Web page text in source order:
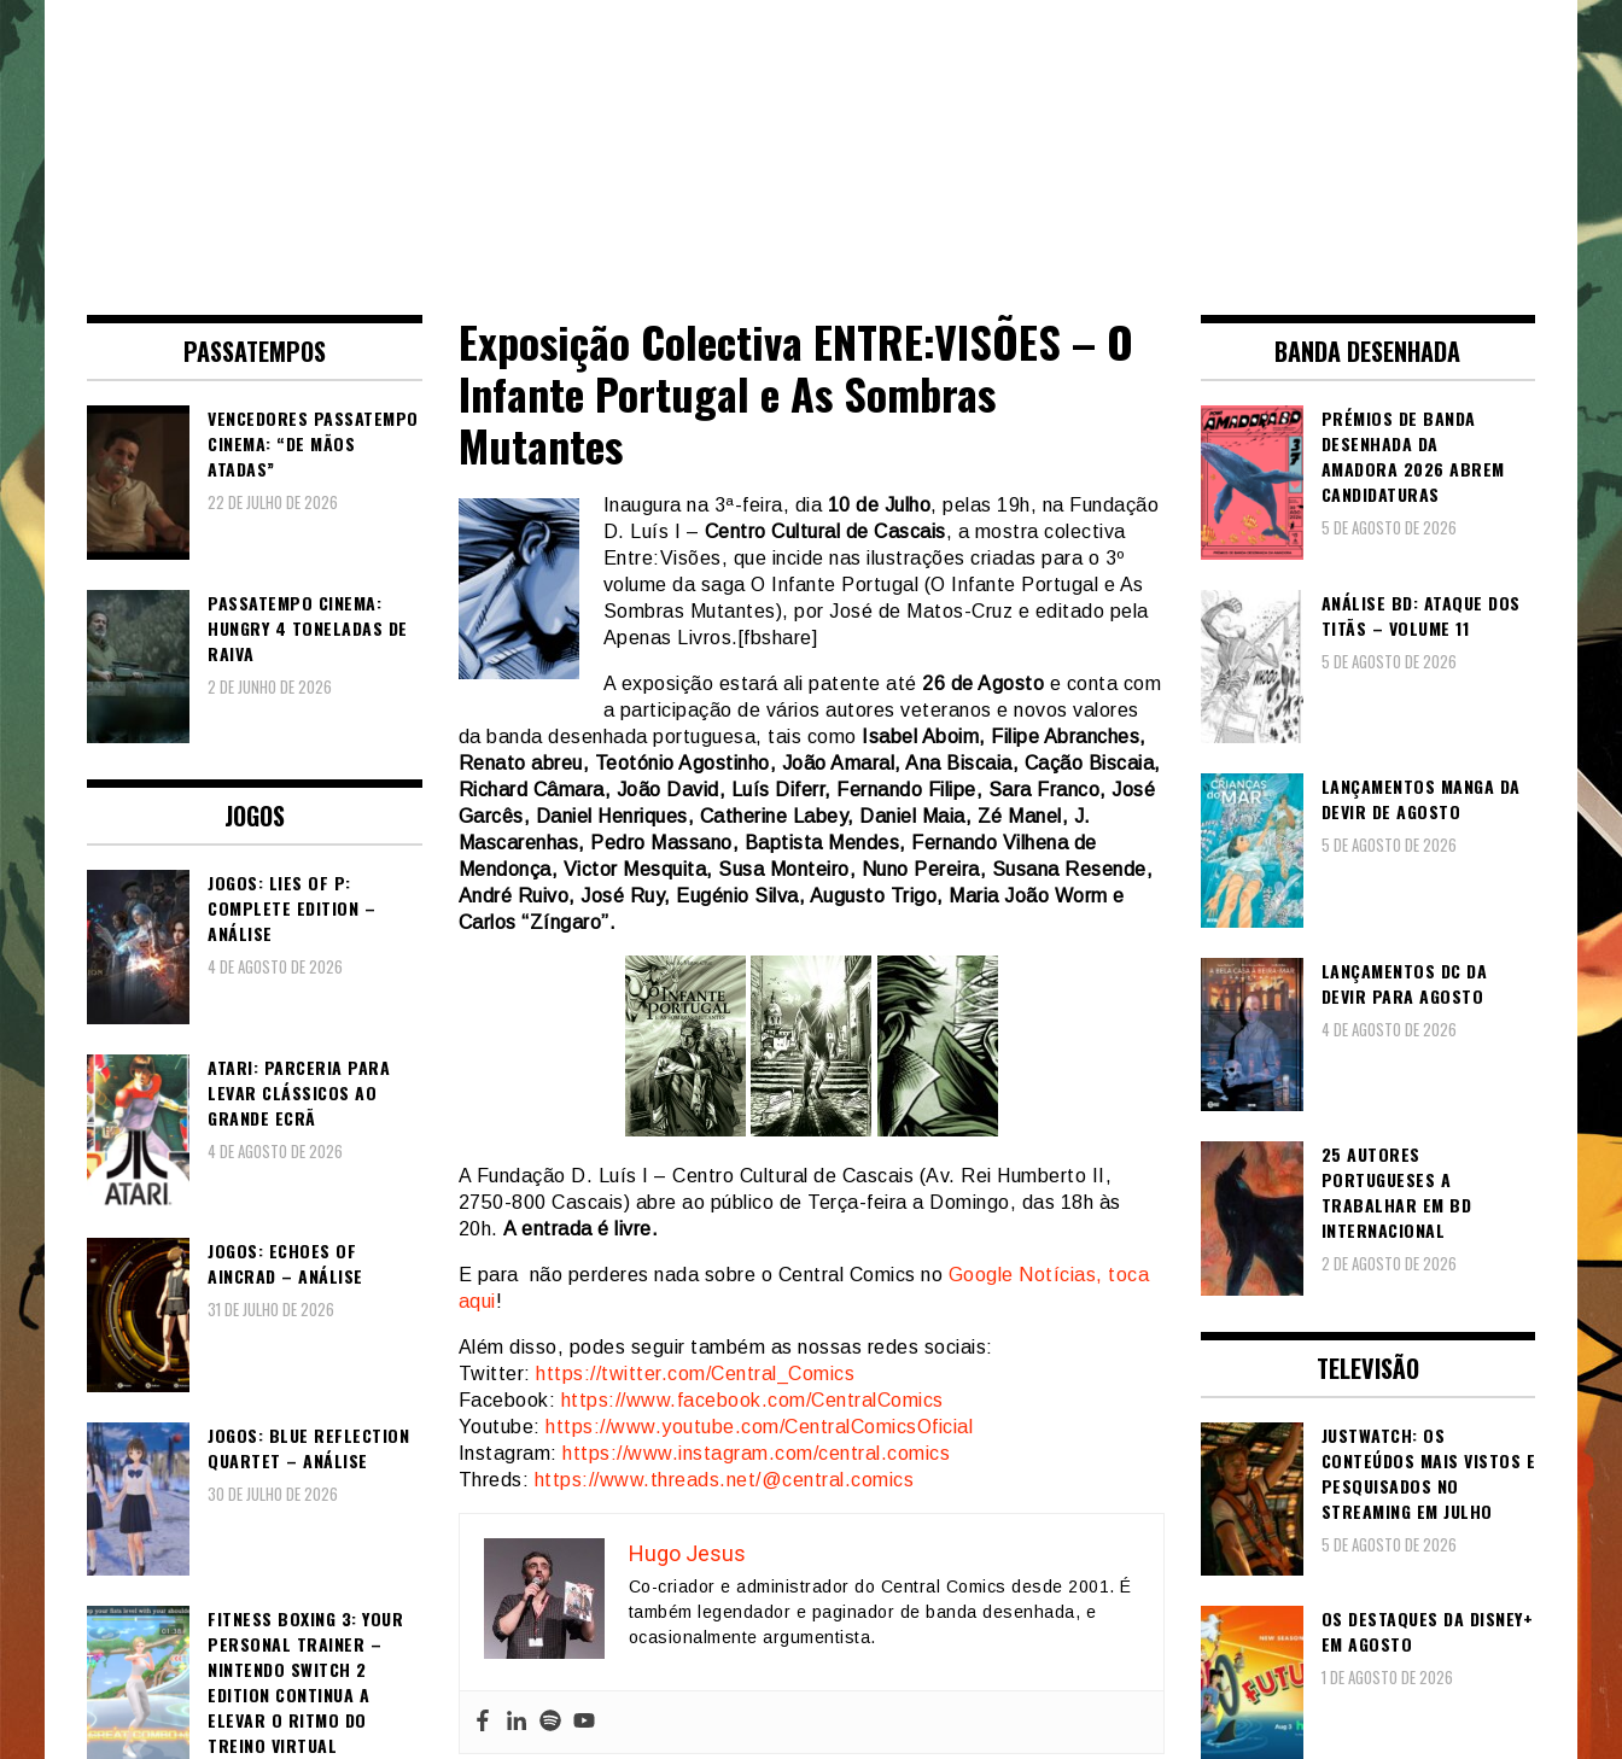
Exposição Colectiva ENTRE:VISÕES – O
Infante Portugal e As Sombras
Mutantes
Inaugura na 3ª-feira, dia 10 de Julho, pelas 19h, na Fundação
D. Luís I – Centro Cultural de Cascais, a mostra colectiva
Entre:Visões, que incide nas ilustrações criadas para o 3º
volume da saga O Infante Portugal (O Infante Portugal e As
Sombras Mutantes), por José de Matos-Cruz e editado pela
Apenas Livros.[fbshare]
A exposição estará ali patente até 26 de Agosto e conta com
a participação de vários autores veteranos e novos valores
da banda desenhada portuguesa, tais como
Isabel Aboim, Filipe Abranches,
Renato abreu, Teotónio Agostinho, João Amaral, Ana Biscaia, Cação Biscaia,
Richard Câmara, João David, Luís Diferr, Fernando Filipe, Sara Franco, José
Garcês, Daniel Henriques, Catherine Labey, Daniel Maia, Zé Manel, J.
Mascarenhas, Pedro Massano, Baptista Mendes, Fernando Vilhena de
Mendonça, Victor Mesquita, Susa Monteiro, Nuno Pereira, Susana Resende,
André Ruivo, José Ruy, Eugénio Silva, Augusto Trigo, Maria João Worm e
Carlos “Zíngaro”.
A Fundação D. Luís I – Centro Cultural de Cascais (Av. Rei Humberto II,
2750-800 Cascais) abre ao público de Terça-feira a Domingo, das 18h às
20h. A entrada é livre.
E para não perderes nada sobre o Central Comics no Google Notícias, toca
aqui!
Além disso, podes seguir também as nossas redes sociais:
Twitter: https://twitter.com/Central_Comics
Facebook: https://www.facebook.com/CentralComics
Youtube: https://www.youtube.com/CentralComicsOficial
Instagram: https://www.instagram.com/central.comics
Threds: https://www.threads.net/@central.comics
Hugo Jesus
Co-criador e administrador do Central Comics desde 2001. É
também legendador e paginador de banda desenhada, e
ocasionalmente argumentista.
PASSATEMPOS
VENCEDORES PASSATEMPO
CINEMA: “DE MÃOS
ATADAS”
22 DE JULHO DE 2026
PASSATEMPO CINEMA:
HUNGRY 4 TONELADAS DE
RAIVA
2 DE JUNHO DE 2026
JOGOS
JOGOS: LIES OF P:
COMPLETE EDITION –
ANÁLISE
4 DE AGOSTO DE 2026
ATARI: PARCERIA PARA
LEVAR CLÁSSICOS AO
GRANDE ECRÃ
4 DE AGOSTO DE 2026
JOGOS: ECHOES OF
AINCRAD – ANÁLISE
31 DE JULHO DE 2026
JOGOS: BLUE REFLECTION
QUARTET – ANÁLISE
30 DE JULHO DE 2026
FITNESS BOXING 3: YOUR
PERSONAL TRAINER –
NINTENDO SWITCH 2
EDITION CONTINUA A
ELEVAR O RITMO DO
TREINO VIRTUAL
BANDA DESENHADA
PRÉMIOS DE BANDA
DESENHADA DA
AMADORA 2026 ABREM
CANDIDATURAS
5 DE AGOSTO DE 2026
ANÁLISE BD: ATAQUE DOS
TITÃS – VOLUME 11
5 DE AGOSTO DE 2026
LANÇAMENTOS MANGA DA
DEVIR DE AGOSTO
5 DE AGOSTO DE 2026
LANÇAMENTOS DC DA
DEVIR PARA AGOSTO
4 DE AGOSTO DE 2026
25 AUTORES
PORTUGUESES A
TRABALHAR EM BD
INTERNACIONAL
2 DE AGOSTO DE 2026
TELEVISÃO
JUSTWATCH: OS
CONTEÚDOS MAIS VISTOS E
PESQUISADOS NO
STREAMING EM JULHO
5 DE AGOSTO DE 2026
OS DESTAQUES DA DISNEY+
EM AGOSTO
1 DE AGOSTO DE 2026